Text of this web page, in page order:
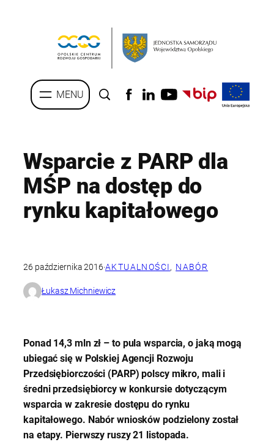
Wsparcie z PARP dla
MŚP na dostęp do
rynku kapitałowego
26 października 2016·AKTUALNOŚCI, NABÓR
Łukasz Michniewicz
Ponad 14,3 mln zł – to pula wsparcia, o jaką mogą
ubiegać się w Polskiej Agencji Rozwoju
Przedsiębiorczości (PARP) polscy mikro, mali i
średni przedsiębiorcy w konkursie dotyczącym
wsparcia w zakresie dostępu do rynku
kapitałowego. Nabór wniosków podzielony został
na etapy. Pierwszy ruszy 21 listopada.